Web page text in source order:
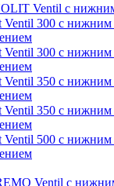
Ventil с
Ventil 300 с
Ventil 300 с
Ventil 350 с
Ventil 350 с
Ventil 500 с
Ventil с